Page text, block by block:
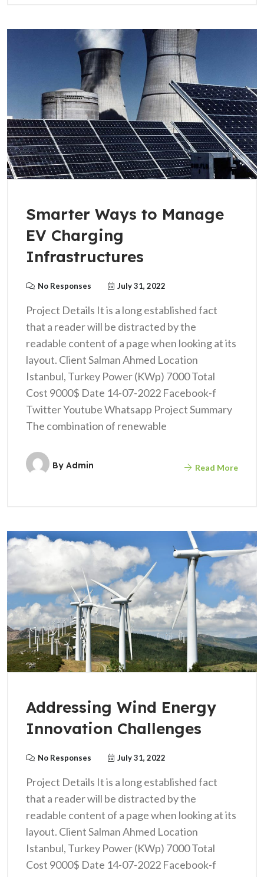
Smarter Ways to Manage
EV Charging
Infrastructures
No Responses July 31, 2022
Project Details It is a long established fact
that a reader will be distracted by the
readable content of a page when looking at its
layout. Client Salman Ahmed Location
Istanbul, Turkey Power (KWp) 7000 Total
Cost 9000$ Date 14-07-2022 Facebook-f
Twitter Youtube Whatsapp Project Summary
The combination of renewable
By Admin Read More
Addressing Wind Energy
Innovation Challenges
No Responses July 31, 2022
Project Details It is a long established fact
that a reader will be distracted by the
readable content of a page when looking at its
layout. Client Salman Ahmed Location
Istanbul, Turkey Power (KWp) 7000 Total
Cost 9000$ Date 14-07-2022 Facebook-f